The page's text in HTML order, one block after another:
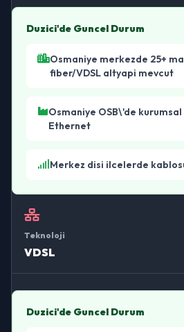
Duzici'de Guncel Durum
Osmaniye merkezde 25+
fiber/VDSL altyapi mevcut
Osmaniye OSB\'de
Ethernet
Merkez disi ilcelerde
Teknoloji
VDSL
Duzici'de Guncel Durum